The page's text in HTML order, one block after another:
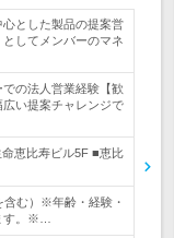
とした製品の提案営
してメンバーのマネ
の法人営業経験【歓
い提案チャレンジで
命恵比寿ビル5F ■恵比
含む）※年齢・経験・
す。※…